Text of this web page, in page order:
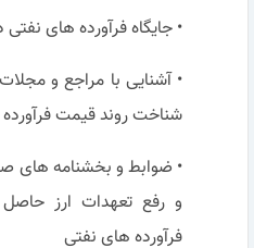
• جایگاه فرآورده های
• آشنایی با مراجع و
شناخت روند قیمت
• ضوابط و بخشنامه های
و رفع تعهدات ارز حاصل
فرآورده های نفتی